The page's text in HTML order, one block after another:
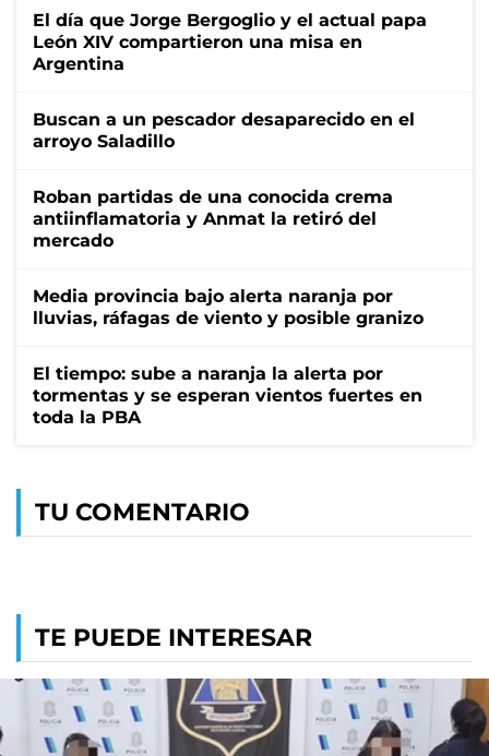
El día que Jorge Bergoglio y el actual papa
León XIV compartieron una misa en
Argentina
Buscan a un pescador desaparecido en el
arroyo Saladillo
Roban partidas de una conocida crema
antiinflamatoria y Anmat la retiró del
mercado
Media provincia bajo alerta naranja por
lluvias, ráfagas de viento y posible granizo
El tiempo: sube a naranja la alerta por
tormentas y se esperan vientos fuertes en
toda la PBA
TU COMENTARIO
TE PUEDE INTERESAR